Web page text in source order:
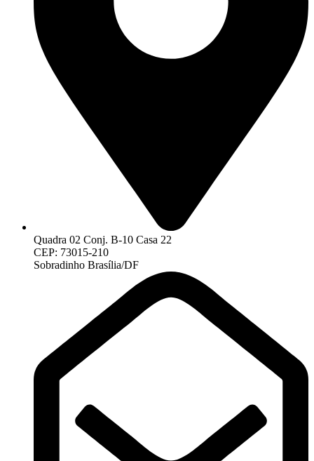
Quadra 02 Conj. B-10 Casa 22
CEP: 73015-210
Sobradinho Brasília/DF